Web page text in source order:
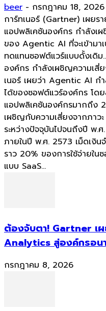
beer - กรกฎาคม 18, 2026
การ์ทเนอร์ (Gartner) เผย
แอปพลิเคชันองค์กร กำลังเ
ของ Agentic AI ที่จะเข้ามา
ทดแทนซอฟต์แวร์แบบดั้งเดิ
องค์กร กำลังเผชิญความเสี่
เนอร์ เผยว่า Agentic AI ก
ได้ของซอฟต์แวร์องค์กร โดย
แอปพลิเคชันองค์กรมากถึง
เผชิญกับความเสี่ยงจากภา
ระหว่างปัจจุบันไปจนถึงปี พ
ภายในปี พ.ศ. 2573 เม็ดเงิน
ราว 20% ของการใช้จ่ายใน
แบบ SaaS...
ต้องจับตา! Gartner เ
Analytics สู่องค์กรอน
กรกฎาคม 8, 2026